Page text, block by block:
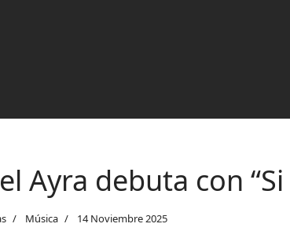
Ayra debuta con
Música 14 Noviembre 2025